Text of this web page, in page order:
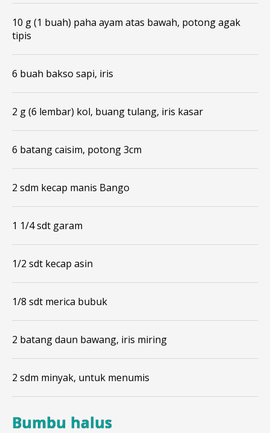
10 g (1 buah) paha ayam atas bawah, potong agak
tipis
6 buah bakso sapi, iris
2 g (6 lembar) kol, buang tulang, iris kasar
6 batang caisim, potong 3cm
2 sdm kecap manis Bango
1 1/4 sdt garam
1/2 sdt kecap asin
1/8 sdt merica bubuk
2 batang daun bawang, iris miring
2 sdm minyak, untuk menumis
Bumbu halus